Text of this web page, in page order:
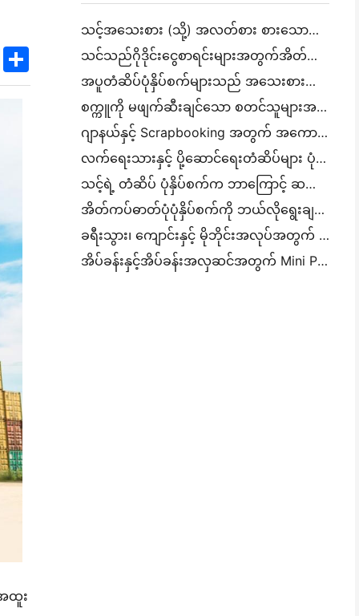
TwitterShare
ထူး
သင့်အသေးစား (သို့) အလတ်စား စားသောက်ဆိုင်အတွက် မှန်ကန်သော စားသောက်ဆိုင် ဆော့ဝဲလ်ကို ဘယ်လိုရွေ
သင်သည်ဂိုဒိုင်းငွေစာရင်းများအတွက်အိတ်ဆောင် A4 ပုံနှိပ်စက်လိုအပ်သလား? တကယ်တော့ အလုပ်လုပ်တာက ဘာလဲ။
အပူတံဆိပ်ပုံနှိပ်စက်များသည် အသေးစားလုပ်ငန်းထုတ်ကုန်များအတွက် ရေစိုခံတံဆိပ်များကို ထုတ်လုပ
စက္ကူကို မဖျက်ဆီးချင်သော စတင်သူများအတွက် အကောင်းဆုံး ချက်ချင်း ကင်မရာ
ဂျာနယ်နှင့် Scrapbooking အတွက် အကောင်းဆုံး အရောင်တံဆိပ်ထုတ်လုပ်သူ: စာမျက်နှာတိုင်းတွင် အရောင်ပိုထ
လက်ရေးသားနှင့် ပို့ဆောင်ရေးတံဆိပ်များ ပုံနှိပ်ခြင်း: ၂၀၂၆ ခုနှစ်တွင် အသေးစားလုပ်ငန်းများအတွက် အကြံပေးချက်များ
သင့်ရဲ့ တံဆိပ် ပုံနှိပ်စက်က ဘာကြောင့် ဆက်လက် ထိခိုက်နေတာလဲ။
အိတ်ကပ်ဓာတ်ပုံပုံနှိပ်စက်ကို ဘယ်လိုရွေးချယ်ရမည်: ဂျာနယ်၊ ခရီးသွားနှင့် iPhone အသုံးပြုသူများအတွက် အပြည့်အဝ
ခရီးသွား၊ ကျောင်းနှင့် မိုဘိုင်းအလုပ်အတွက် အကောင်းဆုံး မင်မပါသော Portable Printer: Hanin MT620 Pro Review
အိပ်ခန်းနှင့်အိပ်ခန်းအလှဆင်အတွက် Mini Photo Wall Layout စိတ်ကူးများနှင့်အကြံပေးချက်များ